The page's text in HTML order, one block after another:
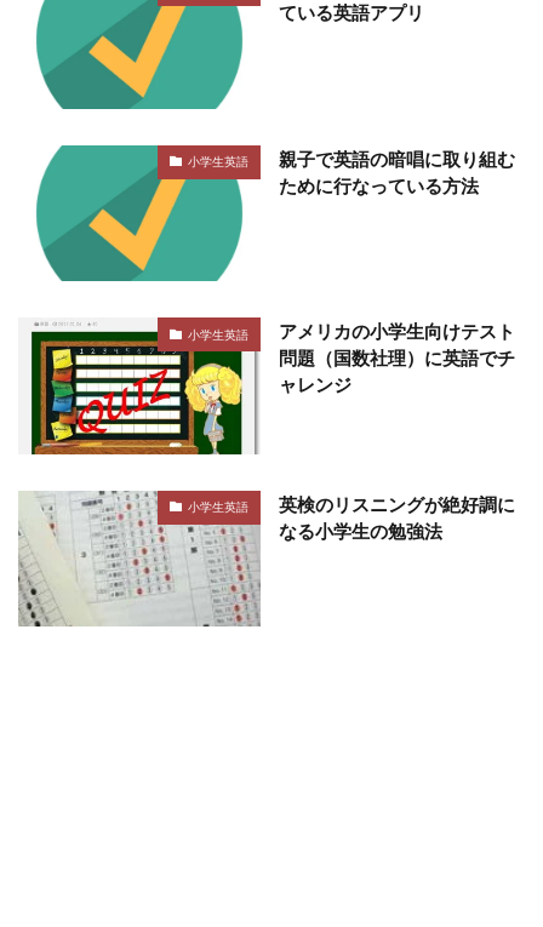
ている英語アプリ
小学生英語
親子で英語の暗唱に取り組む
ために行なっている方法
小学生英語
アメリカの小学生向けテスト
問題（国数社理）に英語でチ
ャレンジ
小学生英語
英検のリスニングが絶好調に
なる小学生の勉強法